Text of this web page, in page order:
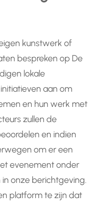
kunstwerk of
bespreken op De
lokale
aan om
en hun werk met
zullen de
en indien
om er een
evenement onder
onze berichtgeving.
platform te zijn dat